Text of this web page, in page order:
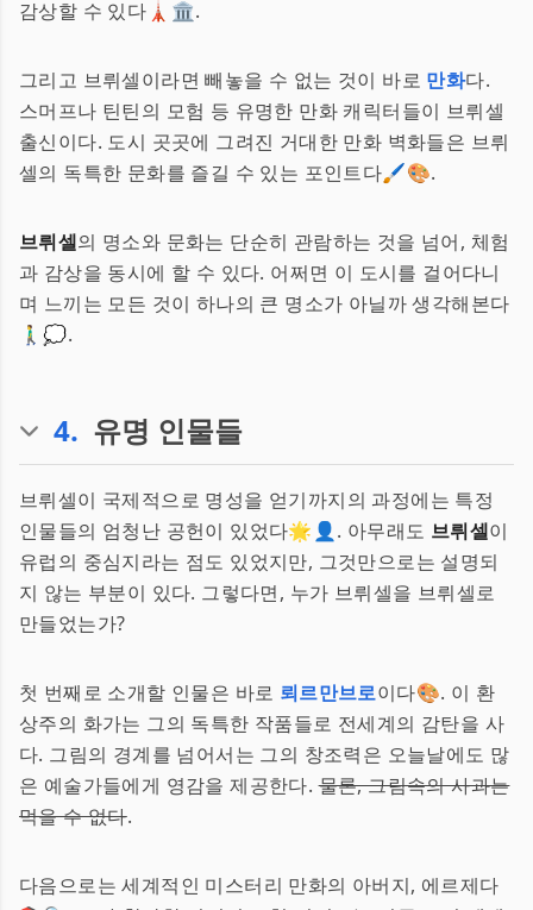
감상할 수 있다🗼🏛.
그리고 브뤼셀이라면 빼놓을 수 없는 것이 바로 만화다.
스머프나 틴틴의 모험 등 유명한 만화 캐릭터들이 브뤼셀
출신이다. 도시 곳곳에 그려진 거대한 만화 벽화들은 브뤼
셀의 독특한 문화를 즐길 수 있는 포인트다🖌🎨.
브뤼셀의 명소와 문화는 단순히 관람하는 것을 넘어, 체험
과 감상을 동시에 할 수 있다. 어쩌면 이 도시를 걸어다니
며 느끼는 모든 것이 하나의 큰 명소가 아닐까 생각해본다
🚶‍♂️💭.
4. 유명 인물들
브뤼셀이 국제적으로 명성을 얻기까지의 과정에는 특정
인물들의 엄청난 공헌이 있었다🌟👤. 아무래도 브뤼셀이
유럽의 중심지라는 점도 있었지만, 그것만으로는 설명되
지 않는 부분이 있다. 그렇다면, 누가 브뤼셀을 브뤼셀로
만들었는가?
첫 번째로 소개할 인물은 바로 뢰르만브로이다🎨. 이 환
상주의 화가는 그의 독특한 작품들로 전세계의 감탄을 사
다. 그림의 경계를 넘어서는 그의 창조력은 오늘날에도 많
은 예술가들에게 영감을 제공한다.물론, 그림속의 사과는
먹을 수 없다.
다음으로는 세계적인 미스터리 만화의 아버지, 에르제다